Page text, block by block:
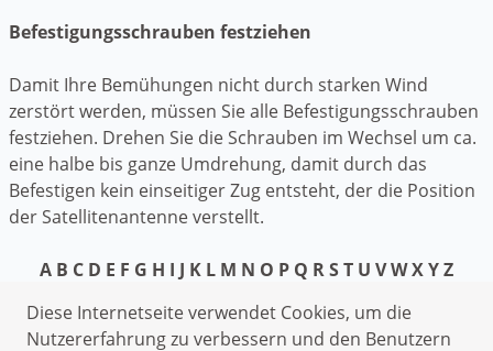
Befestigungsschrauben festziehen
Damit Ihre Bemühungen nicht durch starken Wind
zerstört werden, müssen Sie alle Befestigungsschrauben
festziehen. Drehen Sie die Schrauben im Wechsel um ca.
eine halbe bis ganze Umdrehung, damit durch das
Befestigen kein einseitiger Zug entsteht, der die Position
der Satellitenantenne verstellt.
A B C D E F G H I J K L M N O P Q RST U VWXYZ
Datenschutzerklärung
Impressum
Diese Internetseite verwendet Cookies, um die
Nutzererfahrung zu verbessern und den Benutzern